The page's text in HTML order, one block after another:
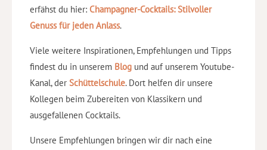
erfähst du hier: Champagner-Cocktails: Stilvoller
Genuss für jeden Anlass.
Viele weitere Inspirationen, Empfehlungen und Tipps
findest du in unserem Blog und auf unserem Youtube-
Kanal, der Schüttelschule. Dort helfen dir unsere
Kollegen beim Zubereiten von Klassikern und
ausgefallenen Cocktails.
Unsere Empfehlungen bringen wir dir nach eine